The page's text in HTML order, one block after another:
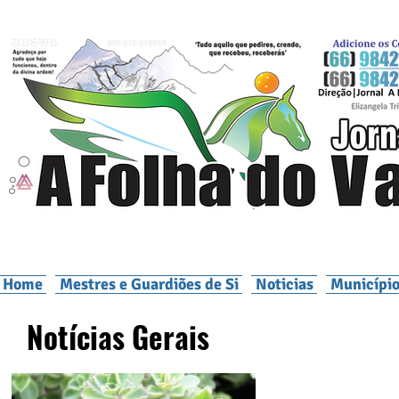
Home Mestres e Guardiões de Si Noticias
Notícias Gerais